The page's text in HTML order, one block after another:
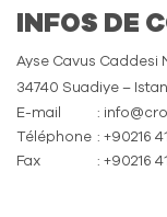
INFOS DE
Ayse Cavus Caddesi
34740 Suadiye –
E-mail
:
Téléphone : +90216
Fax
: +90216